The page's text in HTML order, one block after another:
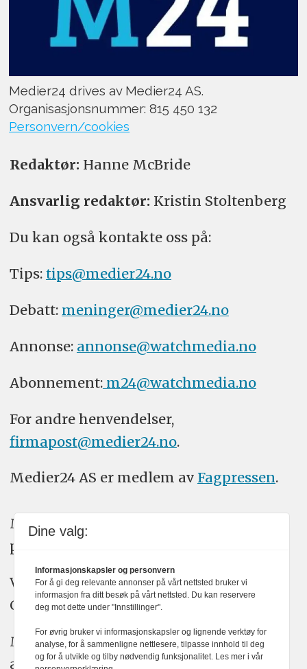
Medier24 drives av Medier24 AS.
Organisasjonsnummer: 815 450 132
Personvern/cookies
Redaktør: Hanne McBride
Ansvarlig redaktør: Kristin Stoltenberg
Du kan også kontakte oss på:
Tips: tips@medier24.no
Debatt: meninger@medier24.no
Annonse: annonse@watchmedia.no
Abonnement:m24@watchmedia.no
For andre henvendelser,
firmapost@medier24.no.
Medier24 AS er medlem av Fagpressen.
Medier24 arbeider etter Vær Varsom-
plakatens regler for god presseskikk.
Vi bruker KI-verktøy som ChatGPT,
Claude, og Gemini i journalistikken vår.
Medier24s redaksjon har alltid det fulle
ansvar for publisert innhold, med eller
Dine valg:
Informasjonskapsler og personvern
For å gi deg relevante annonser på vårt nettsted bruker vi
informasjon fra ditt besøk på vårt nettsted. Du kan reservere
deg mot dette under "Innstillinger".
For øvrig bruker vi informasjonskapsler og lignende verktøy for
analyse, for å sammenligne nettlesere, tilpasse innhold til deg
og for å utvikle og tilby nødvendig funksjonalitet. Les mer i vår